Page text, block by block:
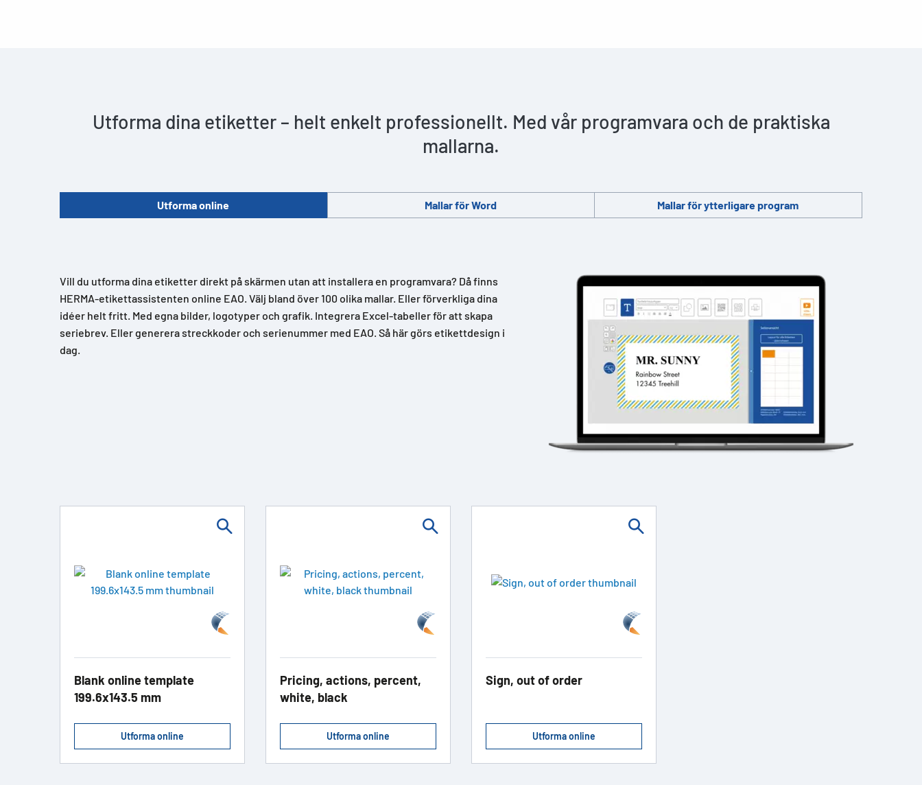
Utforma dina etiketter – helt enkelt professionellt. Med vår programvara och de praktiska
mallarna.
Utforma online Mallar för Word Mallar för ytterligare program
Vill du utforma dina etiketter direkt på skärmen utan att installera en programvara? Då finns
HERMA-etikettassistenten online EAO. Välj bland över 100 olika mallar. Eller förverkliga dina
idéer helt fritt. Med egna bilder, logotyper och grafik. Integrera Excel-tabeller för att skapa
seriebrev. Eller generera streckkoder och serienummer med EAO. Så här görs etikettdesign i
dag.
Blank online template
199.6x143.5 mm
Utforma online
Pricing, actions, percent,
white, black
Utforma online
Sign, out of order
Utforma online